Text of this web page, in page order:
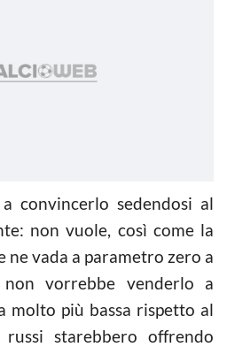
convincerlo sedendosi al
non vuole, così come la
ne vada a parametro zero a
vorrebbe venderlo a
molto più bassa rispetto al
starebbero offrendo